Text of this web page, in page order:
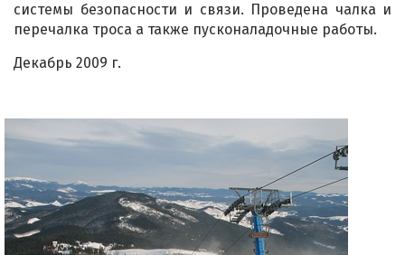
системы безопасности и связи. Проведена чалка и
перечалка троса а также пусконаладочные работы.
Декабрь 2009 г.